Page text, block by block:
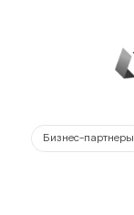
Бизнес-партнеры